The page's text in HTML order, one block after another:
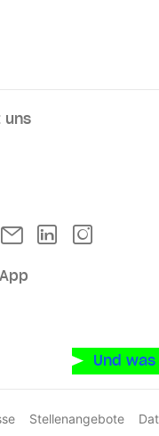
uns
YoutubeNewsletterLinkedln
App auf
Und
Stellenangebote